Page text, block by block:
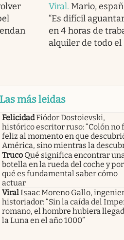
Viral. Mario,
“Es difícil
en 4 horas de
alquiler de todo el
Las más leidas
FelicidadFiódor Dostoievski,
histórico escritor ruso: “Colón no
feliz al momento en que
América, sino mientras la
Truco Qué significa encontrar
botella en la rueda del coche y por
qué es fundamental saber cómo
actuar
ViralIsaac Moreno Gallo,
historiador: “Sin la caída del
romano, el hombre hubiera
la Luna en el año 1000”